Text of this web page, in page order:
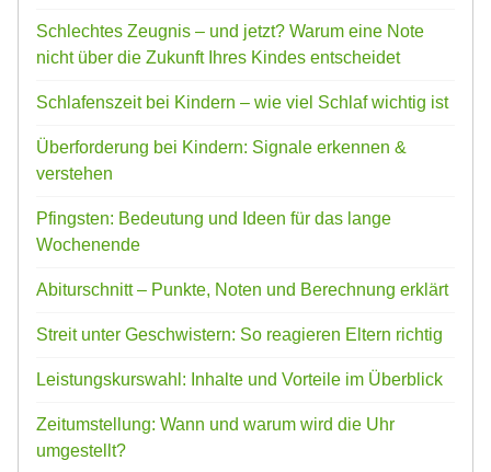
Schlechtes Zeugnis – und jetzt? Warum eine Note
nicht über die Zukunft Ihres Kindes entscheidet
Schlafenszeit bei Kindern – wie viel Schlaf wichtig ist
Überforderung bei Kindern: Signale erkennen &
verstehen
Pfingsten: Bedeutung und Ideen für das lange
Wochenende
Abiturschnitt – Punkte, Noten und Berechnung erklärt
Streit unter Geschwistern: So reagieren Eltern richtig
Leistungskurswahl: Inhalte und Vorteile im Überblick
Zeitumstellung: Wann und warum wird die Uhr
umgestellt?